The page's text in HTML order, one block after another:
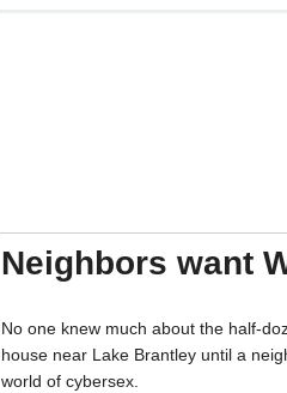
Neighbors want
No one knew much about the half-
house near Lake Brantley until a
world of cybersex.